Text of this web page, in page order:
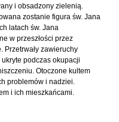
i obsadzony zielenią.
zostanie figura św. Jana
latach św. Jana
w przeszłości przez
Przetrwały zawieruchy
podczas okupacji
Otoczone kultem
problemów i nadziei.
i ich mieszkańcami.